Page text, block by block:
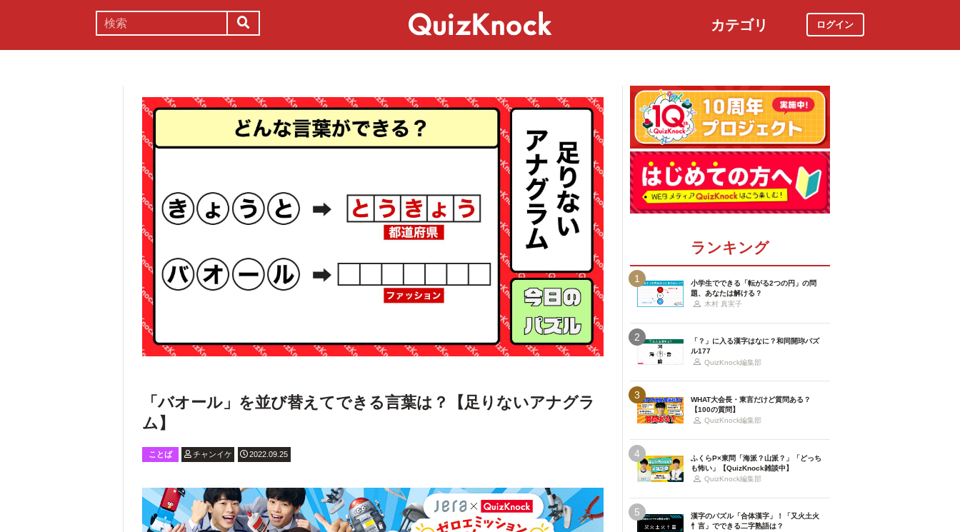
カテゴリ ログイン
「バオール」を並び替えてできる言葉は？【足りないアナグラ
ム】
ことば チャンイケ 2022.09.25
ランキング
1
小学生でできる「転がる2つの円」の問
題、あなたは解ける？
木村 真実子
2
「？」に入る漢字はなに？和同開珎パズ
ル177
QuizKnock編集部
3
WHAT大会長・東言だけど質問ある？
【100の質問】
QuizKnock編集部
4
ふくらP×東問「海派？山派？」「どっち
も怖い」【QuizKnock雑談中】
QuizKnock編集部
5
漢字のパズル「合体漢字」！「又火土火
忄言」でできる二字熟語は？